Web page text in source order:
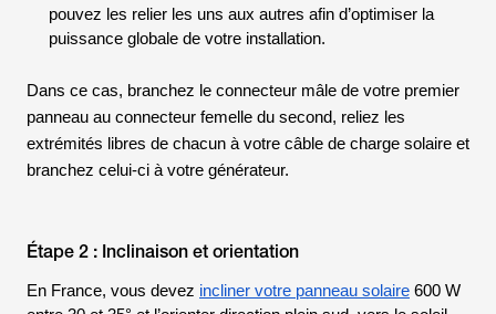
pouvez les relier les uns aux autres afin d’optimiser la
puissance globale de votre installation.
Dans ce cas, branchez le connecteur mâle de votre premier
panneau au connecteur femelle du second, reliez les
extrémités libres de chacun à votre câble de charge solaire et
branchez celui-ci à votre générateur.
Étape 2 : Inclinaison et orientation
En France, vous devez incliner votre panneau solaire 600 W